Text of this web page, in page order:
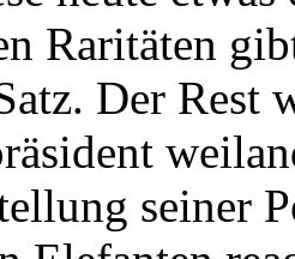
Raritäten
Der Rest
seiner